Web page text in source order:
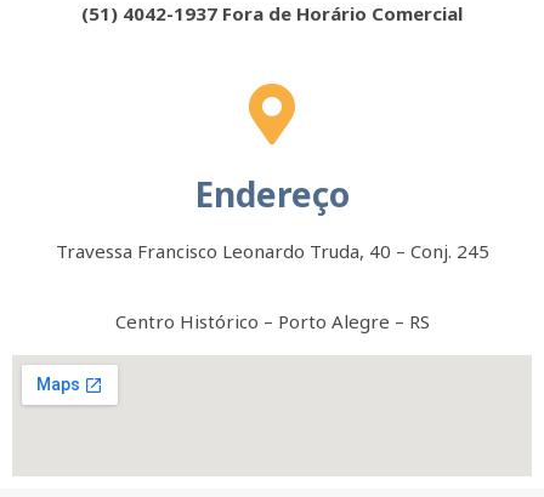
(51) 4042-1937 Fora de Horário Comercial
Endereço
Travessa Francisco Leonardo Truda, 40 – Conj. 245
Centro Histórico – Porto Alegre – RS